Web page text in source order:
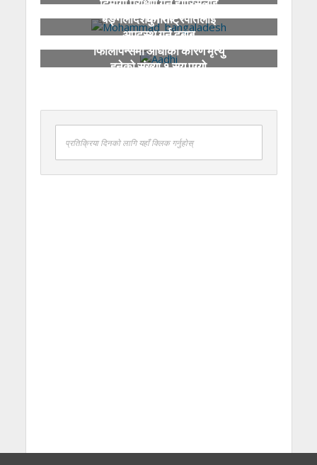
चुनौती
बङ्गलादेशका राष्ट्रपतिलाई
अपदस्थ गर्न दबाब
फिलिपिन्समा आँधीका कारण मृत्यु
हुनेको संख्या १ सय पुग्यो
प्रतिक्रिया दिनको लागि यहाँ क्लिक गर्नुहोस्